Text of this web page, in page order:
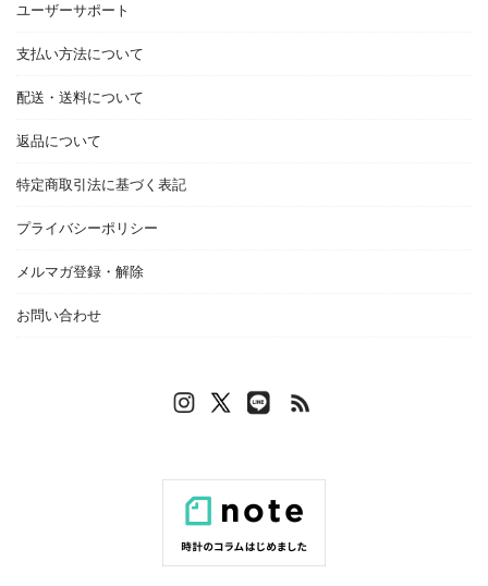
ユーザーサポート
支払い方法について
配送・送料について
返品について
特定商取引法に基づく表記
プライバシーポリシー
メルマガ登録・解除
お問い合わせ